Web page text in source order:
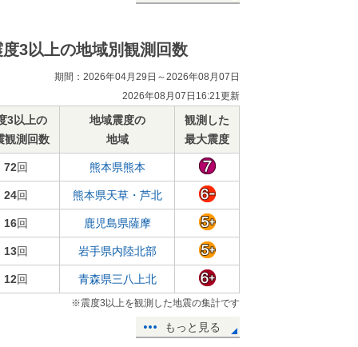
度3以上の地域別観測回数
期間：2026年04月29日～2026年08月07日
2026年08月07日16:21更新
3以上の
観測回数
地域震度の
地域
観測した
最大震度
72回 熊本県熊本
24回 熊本県天草・芦北
16回 鹿児島県薩摩
13回 岩手県内陸北部
12回 青森県三八上北
※震度3以上を観測した地震の集計です
もっと見る